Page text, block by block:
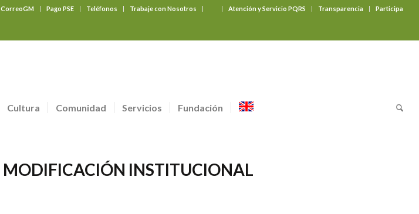
CorreoGM Pago PSE Teléfonos Trabaje con Nosotros Atención y Servicio PQRS Transparencia Participa
Cultura Comunidad Servicios Fundación
MODIFICACIÓN INSTITUCIONAL